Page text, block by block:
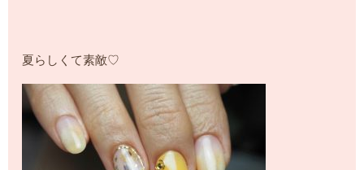
夏らしくて素敵♡